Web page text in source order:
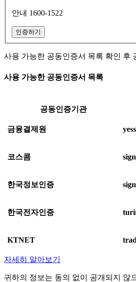
안내 1600-1522
인증하기
사용 가능한 공동인증서 목록 확인 후
사용 가능한 공동인증서 목록
공동인증기관
금융결제원
코스콤
한국정보인증
한국전자인증
KTNET
자세히 알아보기
귀하의 정보는 동의 없이 공개되지 않